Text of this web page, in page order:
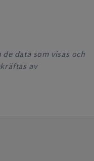
data som visas och
av